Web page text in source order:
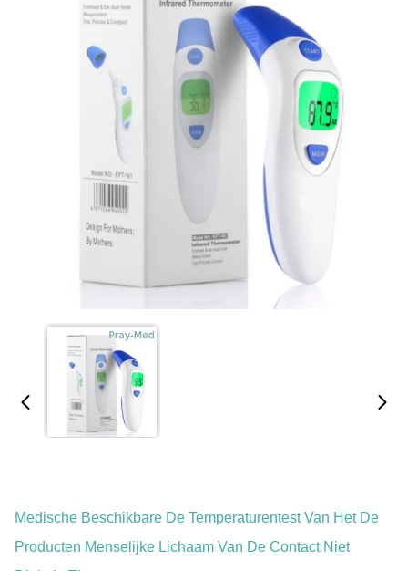
Medische Beschikbare De Temperaturentest Van Het De
Producten Menselijke Lichaam Van De Contact Niet